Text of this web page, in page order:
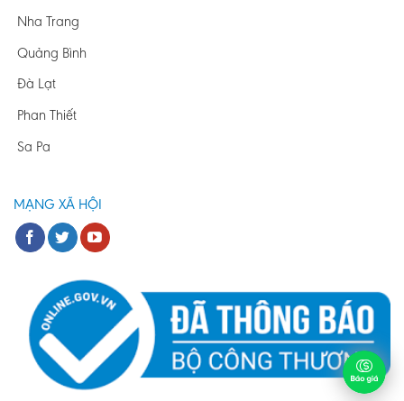
Nha Trang
Quảng Bình
Đà Lạt
Phan Thiết
Sa Pa
MẠNG XÃ HỘI